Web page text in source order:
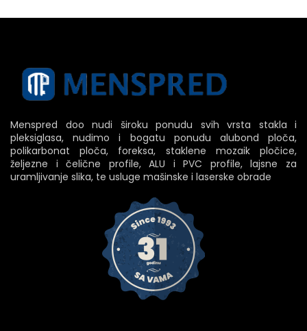
Menspred doo nudi široku ponudu svih vrsta stakla i
pleksiglasa, nudimo i bogatu ponudu alubond ploča,
polikarbonat ploča, foreksa, staklene mozaik pločice,
željezne i čelične profile, ALU i PVC profile, lajsne za
uramljivanje slika, te usluge mašinske i laserske obrade